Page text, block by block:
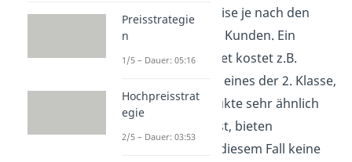
die gesetzten Preise je nach den
Bedürfnissen des Kunden. Ein
1.Klasse Bahnticket kostet z.B.
deutlich mehr als eines der 2. Klasse,
obwohl die Produkte sehr ähnlich
sind. Wie du siehst, bieten
Unternehmen in diesem Fall keine
Preisstrategie
n
1/5 – Dauer: 05:16
Hochpreisstrat
egie
2/5 – Dauer: 03:53